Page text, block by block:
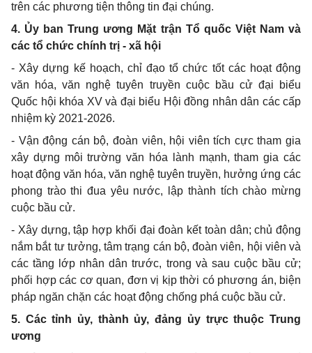
trên các phương tiện thông tin đại chúng.
4. Ủy ban Trung ương Mặt trận Tổ quốc Việt Nam và
các tổ chức chính trị - xã hội
- Xây dựng kế hoạch, chỉ đạo tổ chức tốt các hoạt động
văn hóa, văn nghệ tuyên truyền cuộc bầu cử đại biểu
Quốc hội khóa XV và đại biểu Hội đồng nhân dân các cấp
nhiệm kỳ 2021-2026.
- Vận động cán bộ, đoàn viên, hội viên tích cực tham gia
xây dựng môi trường văn hóa lành mạnh, tham gia các
hoạt động văn hóa, văn nghệ tuyên truyền, hưởng ứng các
phong trào thi đua yêu nước, lập thành tích chào mừng
cuộc bầu cử.
- Xây dựng, tập hợp khối đại đoàn kết toàn dân; chủ động
nắm bắt tư tưởng, tâm trạng cán bộ, đoàn viên, hội viên và
các tầng lớp nhân dân trước, trong và sau cuộc bầu cử;
phối hợp các cơ quan, đơn vị kịp thời có phương án, biện
pháp ngăn chặn các hoạt động chống phá cuộc bầu cử.
5. Các tỉnh ủy, thành ủy, đảng ủy trực thuộc Trung
ương